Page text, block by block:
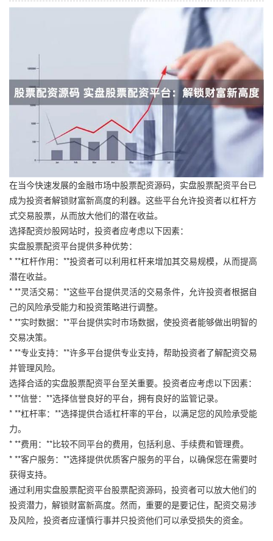
在当今快速发展的金融市场中股票配资源码，实盘股票配资平台已
成为投资者解锁财富新高度的利器。这些平台允许投资者以杠杆方
式交易股票，从而放大他们的潜在收益。
选择配资炒股网站时，投资者应考虑以下因素：
实盘股票配资平台提供多种优势：
* **杠杆作用：**投资者可以利用杠杆来增加其交易规模，从而提高
潜在收益。
* **灵活交易：**这些平台提供灵活的交易条件，允许投资者根据自
己的风险承受能力和投资策略进行调整。
* **实时数据：**平台提供实时市场数据，使投资者能够做出明智的
交易决策。
* **专业支持：**许多平台提供专业支持，帮助投资者了解配资交易
并管理风险。
选择合适的实盘股票配资平台至关重要。投资者应考虑以下因素：
* **信誉：**选择信誉良好的平台，拥有良好的监管记录。
* **杠杆率：**选择提供合适杠杆率的平台，以满足您的风险承受能
力。
* **费用：**比较不同平台的费用，包括利息、手续费和管理费。
* **客户服务：**选择提供优质客户服务的平台，以确保您在需要时
获得支持。
通过利用实盘股票配资平台股票配资源码，投资者可以放大他们的
投资潜力，解锁财富新高度。然而，重要的是要记住，配资交易涉
及风险，投资者应谨慎行事并只投资他们可以承受损失的资金。